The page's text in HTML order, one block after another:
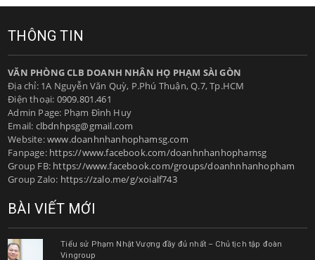
THÔNG TIN
VĂN PHÒNG CLB DOANH NHÂN HỌ PHẠM SÀI GÒN
Địa chỉ: 1A Nguyễn Văn Quỳ, P.Phú Thuận, Q.7, Tp.HCM
Điện thoại: 0909.801.461
Admin Page: Phạm Đình Huy
Email: clbdnhpsg@gmail.com
Website:www.doanhnhanhophamsg.com
Fanpage: https://www.facebook.com/doanhnhanhophamsg
Group FB: https://www.facebook.com/groups/doanhnhanhopham
Group Zalo: https://zalo.me/g/xoialf743
BÀI VIẾT MỚI
Tiểu sử Phạm Nhật Vượng đầy đủ nhất – Chủ tịch tập đoàn
Vingroup